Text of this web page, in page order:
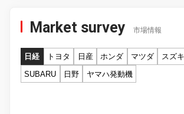
Market survey 市場情報
日経 トヨタ 日産 ホンダ マツダ スズキ
SUBARU
日野 ヤマハ発動機